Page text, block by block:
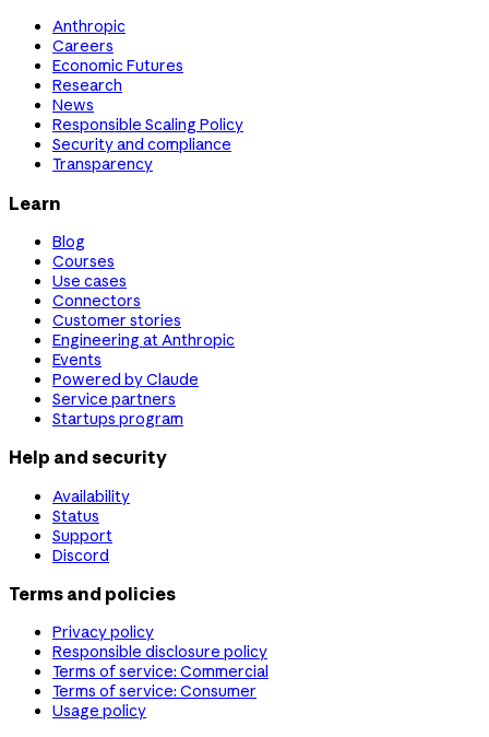
Anthropic
Careers
Economic Futures
Research
News
Responsible Scaling Policy
Security and compliance
Transparency
Learn
Blog
Courses
Use cases
Connectors
Customer stories
Engineering at Anthropic
Events
Powered by Claude
Service partners
Startups program
Help and security
Availability
Status
Support
Discord
Terms and policies
Privacy policy
Responsible disclosure policy
Terms of service: Commercial
Terms of service: Consumer
Usage policy